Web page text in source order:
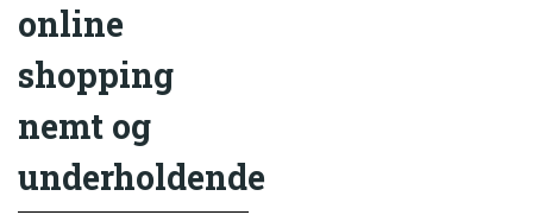
online
shopping
nemt og
underholdende